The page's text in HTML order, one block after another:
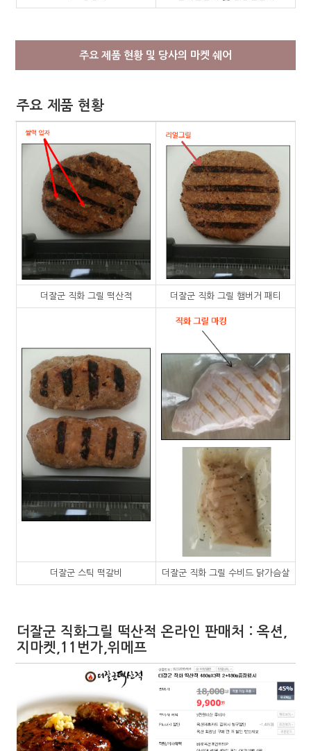
주요 제품 현황 및 당사의 마켓 쉐어
주요 제품 현황
더잘군 직화 그릴 떡산적 더잘군 직화 그릴 햄버거 패티
더잘군 스틱 떡갈비 더잘군 직화 그릴 수비드 닭가슴살
더잘군 직화그릴 떡산적 온라인 판매처 : 옥션,
지마켓,11번가,위메프